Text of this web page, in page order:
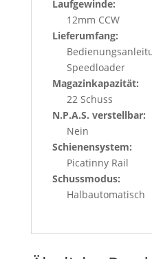
Laufgewinde:
12mm CCW
Lieferumfang:
Speedloader
Magazinkapazität:
22 Schuss
N.P.A.S. verstellbar:
Nein
Schienensystem:
Picatinny Rail
Schussmodus:
Halbautomatisch